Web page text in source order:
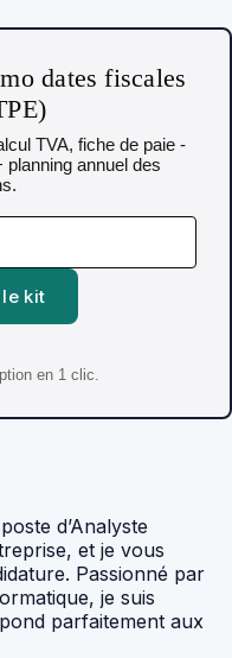
dates fiscales
TVA, fiche de paie -
annuel des
kit
en 1 clic.
d’Analyste
et je vous
Passionné par
je suis
parfaitement aux